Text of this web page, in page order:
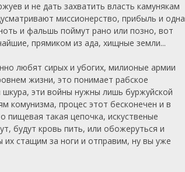
и не дать захватить власть камунякам
миссионерство, прибыль и одна
и фальшь поймут рано или позно, вот
прямиком из ада, хищные земли...
любят сирых и убогих, милионые армии
жизни, это понимает рабское
шкура, эти войны нужны лишь буржуйской
комунизма, процес этот бесконечен и в
пищевая такая цепочка, искуственые
будут кровь пить, или обожеруться и
их стащим за ноги и отправим, ну вы уже